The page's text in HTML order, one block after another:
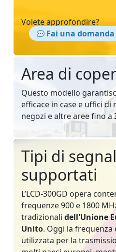
Volete approfondire?
Fai una domanda
Area di
Questo modello
efficace in case e uffici di
negozi e altre aree fino a
Tipi di
supportati
L’LCD-300GD opera
frequenze 900 e 1800
tradizionali dell'Unione
Unito. Oggi la frequenza
utilizzata per la